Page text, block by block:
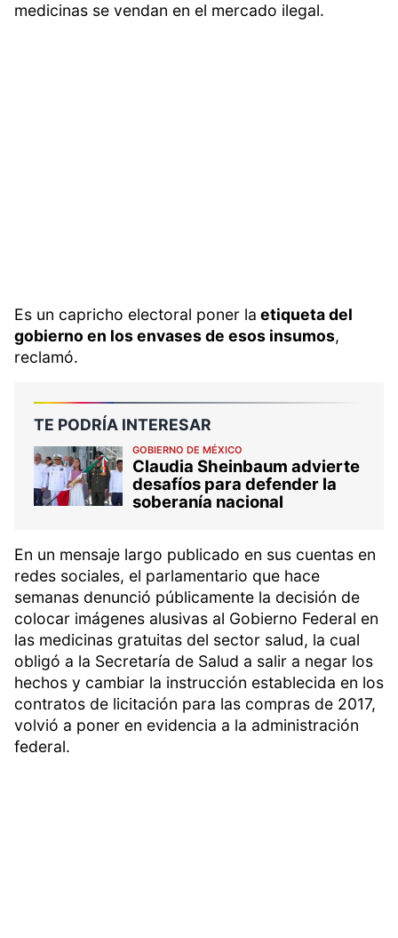
medicinas se vendan en el mercado ilegal.
Es un capricho electoral poner la etiqueta del
gobierno en los envases de esos insumos,
reclamó.
TE PODRÍA INTERESAR
GOBIERNO DE MÉXICO
Claudia Sheinbaum advierte
desafíos para defender la
soberanía nacional
En un mensaje largo publicado en sus cuentas en
redes sociales, el parlamentario que hace
semanas denunció públicamente la decisión de
colocar imágenes alusivas al Gobierno Federal en
las medicinas gratuitas del sector salud, la cual
obligó a la Secretaría de Salud a salir a negar los
hechos y cambiar la instrucción establecida en los
contratos de licitación para las compras de 2017,
volvió a poner en evidencia a la administración
federal.